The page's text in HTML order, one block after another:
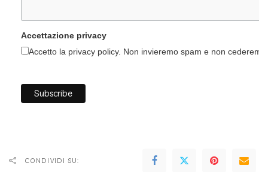
Accettazione privacy
Accetto la privacy policy. Non invieremo spam e non
CONDIVIDI SU: